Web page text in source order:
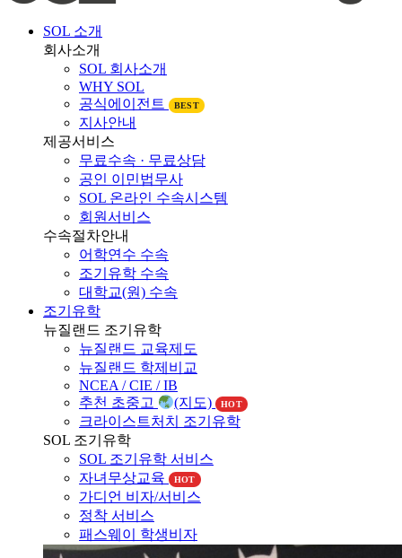
회사소개
SOL 회사소개
WHY SOL
공식에이전트
지사안내
제공서비스
무료수속 · 무료상담
공인 이민법무사
SOL 온라인 수속시스템
회원서비스
수속절차안내
어학연수 수속
조기유학 수속
대학교(원) 수속
조기유학
뉴질랜드 조기유학
뉴질랜드 교육제도
뉴질랜드 학제비교
NCEA / CIE / IB
추천 초중고
(지도)
크라이스트처치 조기유학
SOL 조기유학
SOL 조기유학 서비스
자녀무상교육
HOT
가디언 비자/서비스
정착 서비스
패스웨이 학생비자